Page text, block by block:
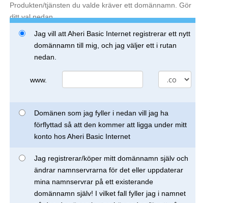
Produkten/tjänsten du valde kräver ett domännamn. Gör
ditt val nedan.
Jag vill att Aheri Basic Internet registrerar ett nytt
domännamn till mig, och jag väljer ett i rutan
nedan.
www.
Domänen som jag fyller i nedan vill jag ha
förflyttad så att den kommer att ligga under mitt
konto hos Aheri Basic Internet
Jag registrerar/köper mitt domännamn själv och
ändrar namnservrarna för det eller uppdaterar
mina namnservrar på ett existerande
domännamn själv! I vilket fall fyller jag i namnet